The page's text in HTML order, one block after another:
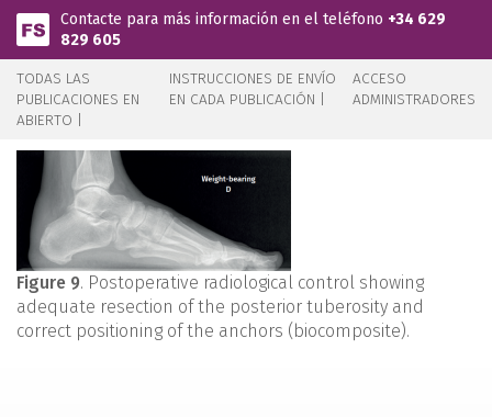
Pasar al contenido principal
Contacte para más información en el teléfono +34 629
829 605
TODAS LAS
PUBLICACIONES EN
ABIERTO |
INSTRUCCIONES DE ENVÍO
EN CADA PUBLICACIÓN |
ACCESO
ADMINISTRADORES
Figure 9. Postoperative radiological control showing
adequate resection of the posterior tuberosity and
correct positioning of the anchors (biocomposite).